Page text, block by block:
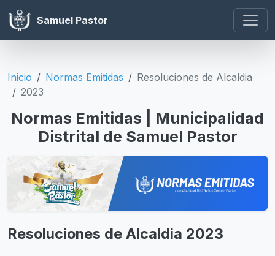
Samuel Pastor
Inicio Normas Emitidas
Resoluciones de Alcaldia
2023
Normas Emitidas | Municipalidad
Distrital de Samuel Pastor
Resoluciones de Alcaldia 2023